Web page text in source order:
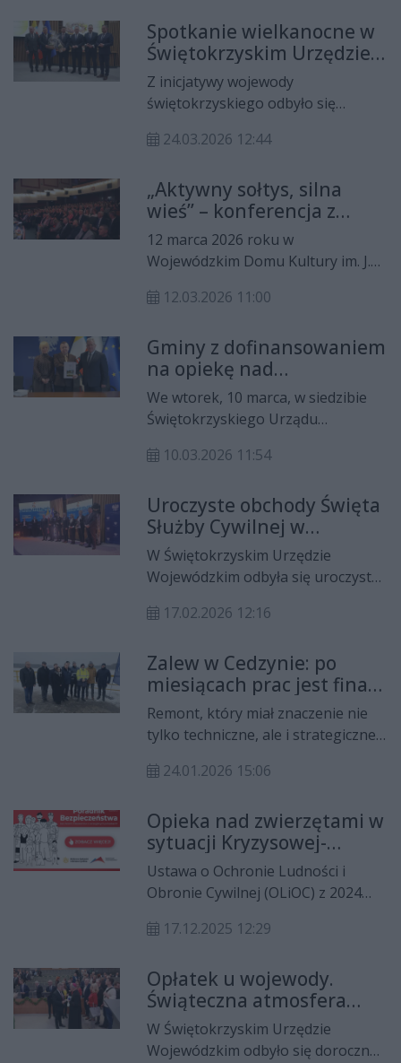
tworzenie i funkcjonowanie miejsc
opieki dla dzieci do trzeciego roku
życia.
Spotkanie wielkanocne w
Świętokrzyskim Urzędzie
Wojewódzkim
Z inicjatywy wojewody
świętokrzyskiego odbyło się
Świętokrzyskim Urzędzie
udział przedstawiciele administracji
rządowej i samorządowej,
parlamentarzyści, reprezentanci
służb mundurowych oraz
dziennikarze.
24.03.2026 12:44
„Aktywny sołtys, silna
wieś” – konferencja z
okazji Dnia Sołtysa w
Kielcach
12 marca 2026 roku w
Wojewódzkim Domu Kultury im. J.
konferencja „Aktywny sołtys, silna
Sołtysa. W wydarzeniu uczestniczyła
marszałek województwa
świętokrzyskiego Renata Janik
wraz z Zarządem Województwa
Świętokrzyskiego.
12.03.2026 11:00
Gminy z dofinansowaniem
na opiekę nad
najmłodszymi
We wtorek, 10 marca, w siedzibie
Świętokrzyskiego Urządu
podpisanie umów na
placówek opieki nad dziećmi do lat
trzech. Dokumenty podpisał
wojewoda świętokrzyski Józef Bryk.
10.03.2026 11:54
Uroczyste obchody Święta
Służby Cywilnej w
województwie
świętokrzyskim
W Świętokrzyskim Urzędzie
Wojewódzkim odbyła się uroczysta
– wyjątkowego dnia poświęconego
rządowej, którzy na co dzień stoją
na straży sprawnego
funkcjonowania państwa.
Wydarzenie zgromadziło
przedstawicieli władz wojewódzkich,
dyrektorów urzędów oraz członków
regionu.
17.02.2026 12:16
Zalew w Cedzynie: po
miesiącach prac jest finał.
Co z kąpielami latem?
Remont, który miał znaczenie nie
tylko techniczne, ale i strategiczne
dobiegł końca. Tama w Cedzynie
długości, a zastosowane
rozwiązania mają zapewnić większą
trwałość niż dotychczas. Dla
mieszkańców to przekłada się na
jedno: zbiornik ma być gotowy na
sezon letni.
24.01.2026 15:06
Opieka nad zwierzętami w
sytuacji Kryzysowej-
rządowy Poradnik
bezpieczeństwa.
Ustawa o Ochronie Ludności i
Obronie Cywilnej (OLiOC) z 2024
pokoju i konfliktu: reguluje system
poszczególnych urzędów, służb
państwowych i samych obywateli.
Tworzy spójny system ochrony
ludności, w którym nacisk kładzie
17.12.2025 12:29
Opłatek u wojewody.
Świąteczna atmosfera
okazją do podsumowań
W Świętokrzyskim Urzędzie
Wojewódzkim odbyło się doroczne